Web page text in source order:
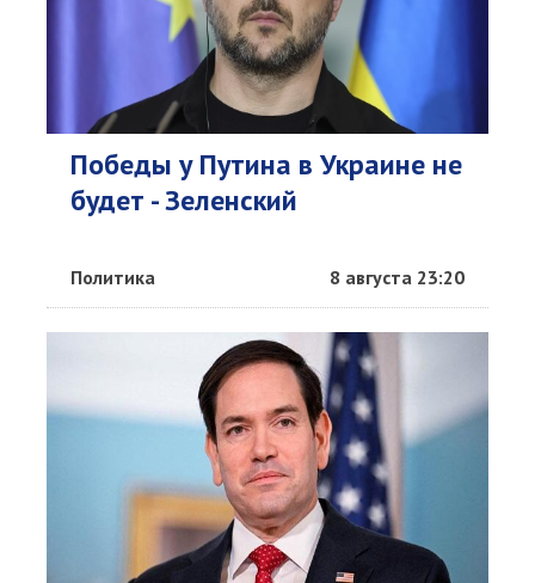
Победы у Путина в Украине не
будет - Зеленский
Политика 8 августа 23:20